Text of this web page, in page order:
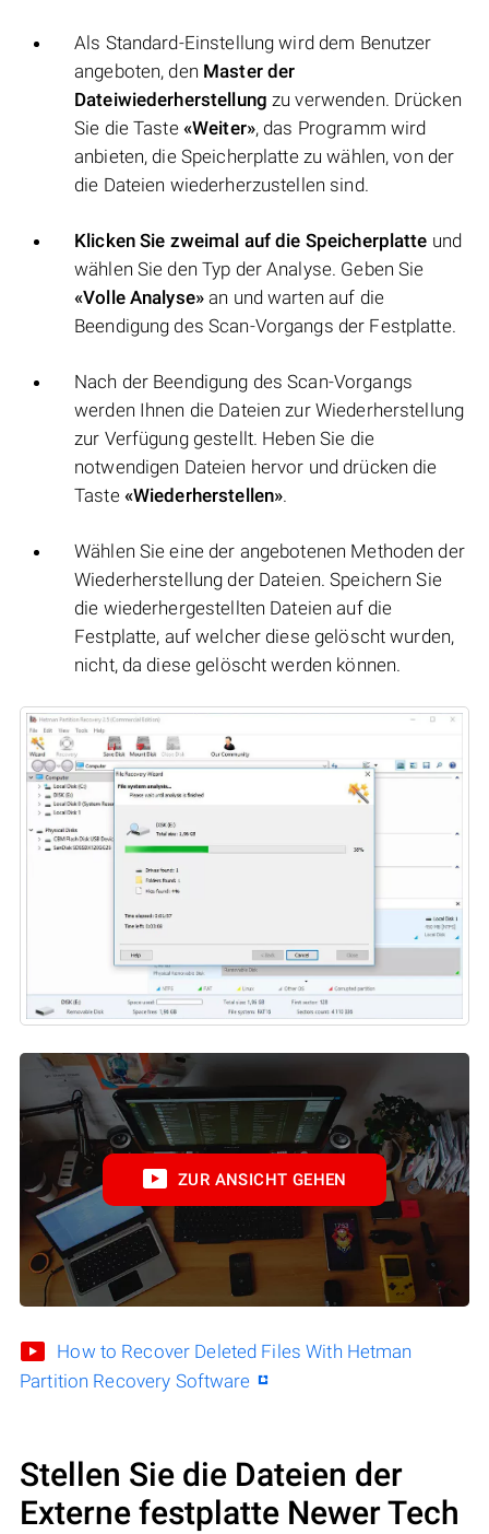
Als Standard-Einstellung wird dem Benutzer
angeboten, den Master der
Dateiwiederherstellung zu verwenden. Drücken
Sie die Taste «Weiter», das Programm wird
anbieten, die Speicherplatte zu wählen, von der
die Dateien wiederherzustellen sind.
Klicken Sie zweimal auf die Speicherplatte und
wählen Sie den Typ der Analyse. Geben Sie
«Volle Analyse» an und warten auf die
Beendigung des Scan-Vorgangs der Festplatte.
Nach der Beendigung des Scan-Vorgangs
werden Ihnen die Dateien zur Wiederherstellung
zur Verfügung gestellt. Heben Sie die
notwendigen Dateien hervor und drücken die
Taste «Wiederherstellen».
Wählen Sie eine der angebotenen Methoden der
Wiederherstellung der Dateien. Speichern Sie
die wiederhergestellten Dateien auf die
Festplatte, auf welcher diese gelöscht wurden,
nicht, da diese gelöscht werden können.
ZUR ANSICHT GEHEN
How to Recover Deleted Files With Hetman
Partition Recovery Software
Stellen Sie die Dateien der
Externe festplatte Newer Tech